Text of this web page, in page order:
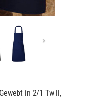
in 2/1 Twill,